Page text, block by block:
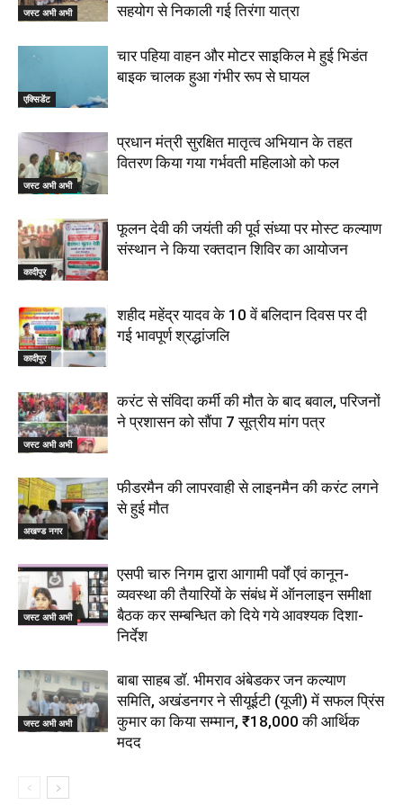
जस्ट अभी अभी
सहयोग से निकाली गई तिरंगा यात्रा
एक्सिडेंट
चार पहिया वाहन और मोटर साइकिल मे हुई भिडंत
बाइक चालक हुआ गंभीर रूप से घायल
जस्ट अभी अभी
प्रधान मंत्री सुरक्षित मातृत्व अभियान के तहत
वितरण किया गया गर्भवती महिलाओ को फल
कादीपुर
फूलन देवी की जयंती की पूर्व संध्या पर मोस्ट कल्याण
संस्थान ने किया रक्तदान शिविर का आयोजन
कादीपुर
शहीद महेंद्र यादव के 10 वें बलिदान दिवस पर दी
गई भावपूर्ण श्रद्धांजलि
जस्ट अभी अभी
करंट से संविदा कर्मी की मौत के बाद बवाल, परिजनों
ने प्रशासन को सौंपा 7 सूत्रीय मांग पत्र
अखण्ड नगर
फीडरमैन की लापरवाही से लाइनमैन की करंट लगने
से हुई मौत
जस्ट अभी अभी
एसपी चारु निगम द्वारा आगामी पर्वों एवं कानून-
व्यवस्था की तैयारियों के संबंध में ऑनलाइन समीक्षा
बैठक कर सम्बन्धित को दिये गये आवश्यक दिशा-
निर्देश
जस्ट अभी अभी
बाबा साहब डॉ. भीमराव अंबेडकर जन कल्याण
समिति, अखंडनगर ने सीयूईटी (यूजी) में सफल प्रिंस
कुमार का किया सम्मान, ₹18,000 की आर्थिक
मदद